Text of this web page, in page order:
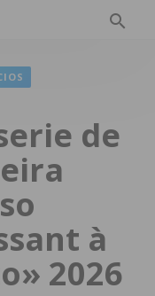
de
à
2026